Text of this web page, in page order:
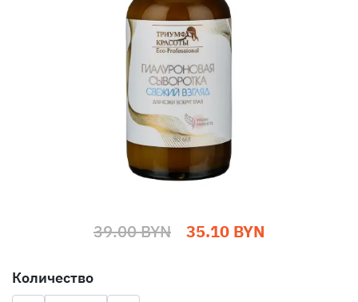
39.00 BYN 35.10 BYN
Количество